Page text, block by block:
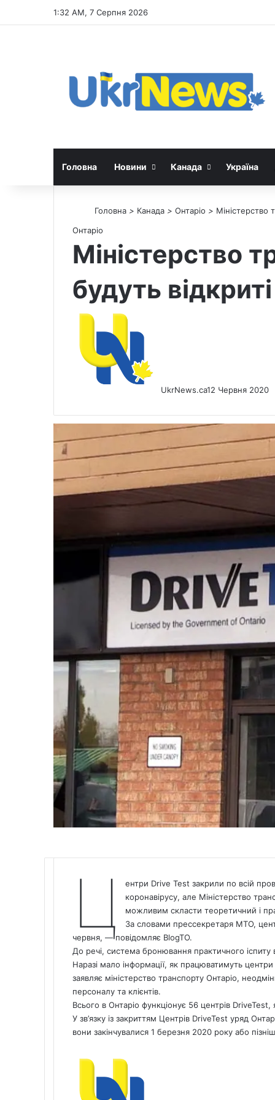
1:32 AM, 7 Серпня 2026
Головна Новини Канада Україна
Головна > Канада > Онтаріо > Міністерство
Онтаріо
Міністерство
будуть
UkrNews.ca12 Червня 2020
Ц ентри Drive Test закрили по всій
коронавірусу, але Міністерство
можливим скласти теоретичний і
За словами прессекретаря МТО,
червня, — повідомляє BlogTO.
До речі, система бронювання практичного іспиту
Наразі мало інформації, як працюватимуть
заявляє міністерство транспорту Онтаріо,
персоналу та клієнтів.
Всього в Онтаріо функціонує 56 центрів DriveTest,
У зв’язку із закриттям Центрів DriveTest уряд
вони закінчувалися 1 березня 2020 року або